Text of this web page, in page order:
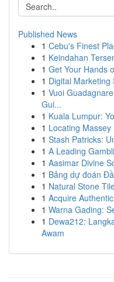
Published News
1 Cebu's Finest
1 Keindahan
1 Get Your Hands
1 Digital Marketing
1 Vuoi
Gui...
1 Kuala Lumpur:
1 Locating
1 Stash Patricks:
1 A Leading
1 Aasimar Divine
1 Bảng dự đoán
1 Natural Stone
1 Acquire
1 Warna Gading:
1 Dewa212:
Awam